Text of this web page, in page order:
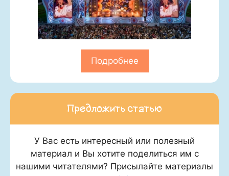
Подробнее
Предложить статью
У Вас есть интересный или полезный
материал и Вы хотите поделиться им с
нашими читателями? Присылайте материалы